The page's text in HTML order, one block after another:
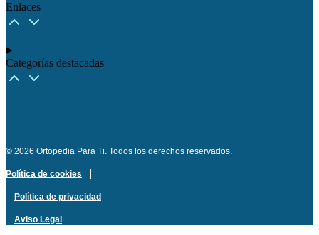
Enlaces
Categorías destacadas​
© 2026 Ortopedia Para Ti. Todos los derechos reservados.
Política de cookies
Política de privacidad
Aviso Legal